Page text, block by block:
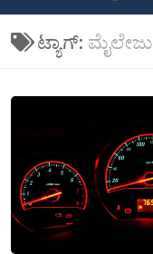
ಟ್ಯಾಗ್: ಮೈಲೇಜು